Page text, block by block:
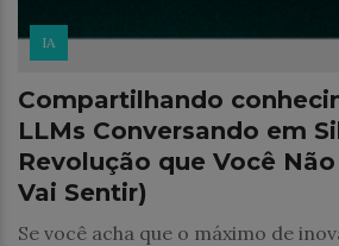
IA
Compartilhando
LLMs Conversando em
Revolução que Você
Vai Sentir)
Se você acha que o máximo de